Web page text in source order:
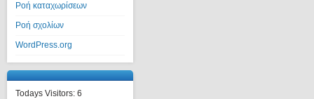
Ροή καταχωρίσεων
Ροή σχολίων
WordPress.org
Todays Visitors: 6